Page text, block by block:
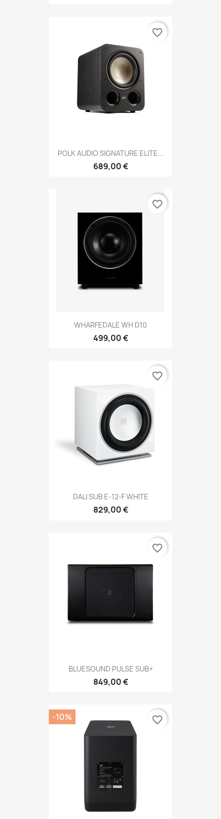
POLK AUDIO SIGNATURE ELITE...
689,00 €
favorite_border
WHARFEDALE WH D10
499,00 €
favorite_border
DALI SUB E-12-F WHITE
829,00 €
favorite_border
BLUESOUND PULSE SUB+
849,00 €
favorite_border
-10% favorite_border